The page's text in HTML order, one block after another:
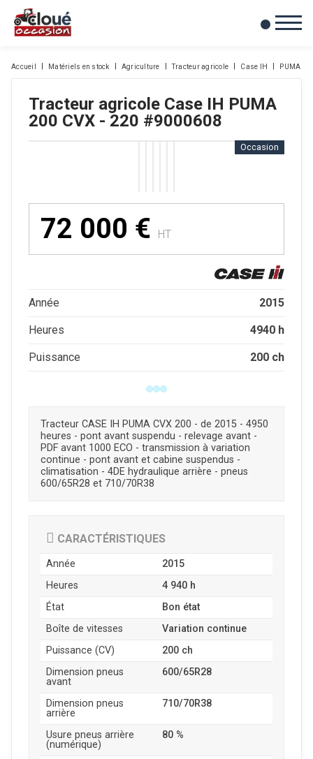
Mes favoris
0
Accueil Matériels en stock Agriculture Tracteur agricole Case IH PUMA
Tracteur agricole Case IH PUMA
200 CVX - 220 #9000608
Occasion
Tracteur CASE IH PUMA CVX 200 - de 2015 - 4950
heures - pont avant suspendu - relevage avant -
PDF avant 1000 ECO - transmission à variation
continue - pont avant et cabine suspendus -
climatisation - 4DE hydraulique arrière - pneus
600/65R28 et 710/70R38
CARACTÉRISTIQUES
Année
2015
Heures
4 940 h
État
Bon état
Boîte de vitesses
Variation continue
Puissance (CV)
200 ch
Dimension pneus
avant
600/65R28
Dimension pneus
arrière
710/70R38
Usure pneus arrière
(numérique)
80 %
72 000 € HT
Année 2015
Heures 4940 h
Puissance 200 ch